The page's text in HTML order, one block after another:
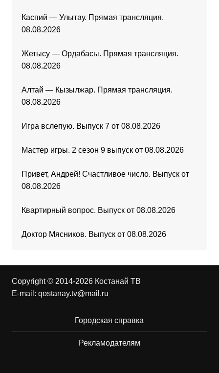
Каспий — Улытау. Прямая трансляция.
08.08.2026
Жетысу — Ордабасы. Прямая трансляция.
08.08.2026
Алтай — Кызылжар. Прямая трансляция.
08.08.2026
Игра вслепую. Выпуск 7 от 08.08.2026
Мастер игры. 2 сезон 9 выпуск от 08.08.2026
Привет, Андрей! Счастливое число. Выпуск от
08.08.2026
Квартирный вопрос. Выпуск от 08.08.2026
Доктор Мясников. Выпуск от 08.08.2026
Copyright © 2014-2026 Костанай ТВ
E-mail: qostanay.tv@mail.ru
Городская справка
Рекламодателям